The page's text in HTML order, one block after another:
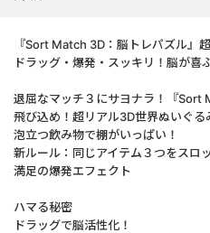
『Sort Match 3D：脳トレパズル』
ドラッグ・爆発・スッキリ！脳が喜
退屈なマッチ３にサヨナラ！『Sort
飛び込め！超リアル3D世界ぬいぐる
泡立つ飲み物で棚がいっぱい！
新ルール：同じアイテム３つをスロ
満足の爆発エフェクト
ハマる秘密
ドラッグで脳活性化！